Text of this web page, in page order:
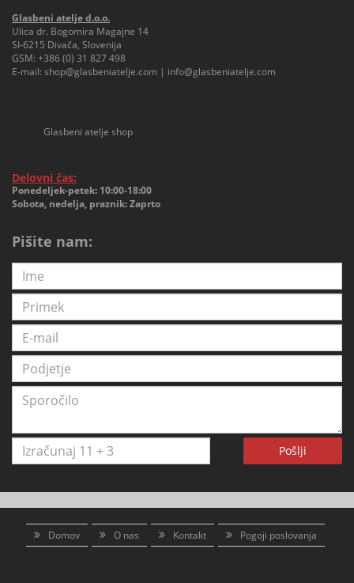
Glasbeni atelje d.o.o.
Ulica dr. Bogomira Magajne 14
SI-6215 Divača, Slovenija
GSM: +386 (0) 31 827 498
E-mail: shop@glasbeniatelje.com | info@glasbeniatelje.com
Glasbeni atelje shop
Delovni čas:
Ponedeljek-petek: 10:00-18:00
Sobota, nedelja, praznik: Zaprto
Pišite nam:
Pošlji
Domov O nas Kontakt Pogoji poslovanja